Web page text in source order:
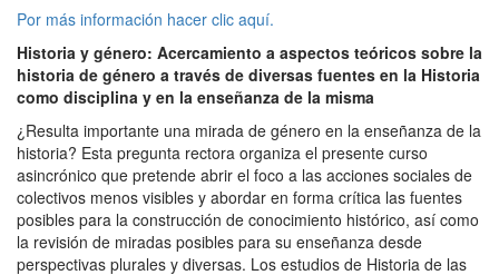
Por más información hacer clic aquí.
Historia y género: Acercamiento a aspectos teóricos sobre la
historia de género a través de diversas fuentes en la Historia
como disciplina y en la enseñanza de la misma
¿Resulta importante una mirada de género en la enseñanza de la
historia? Esta pregunta rectora organiza el presente curso
asincrónico que pretende abrir el foco a las acciones sociales de
colectivos menos visibles y abordar en forma crítica las fuentes
posibles para la construcción de conocimiento histórico, así como
la revisión de miradas posibles para su enseñanza desde
perspectivas plurales y diversas. Los estudios de Historia de las